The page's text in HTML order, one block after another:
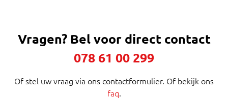
Vragen? Bel voor direct contact
078 61 00 299
Of stel uw vraag via ons contactformulier. Of bekijk ons
faq.